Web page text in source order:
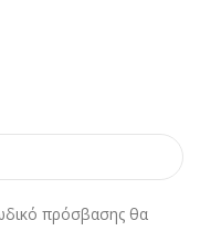
πρόσβασης θα